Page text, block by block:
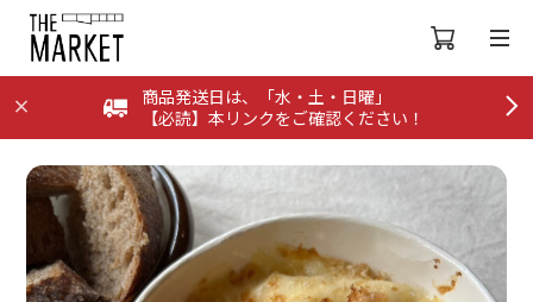
商品発送日は、「水・土・日曜」
【必読】本リンクをご確認ください！